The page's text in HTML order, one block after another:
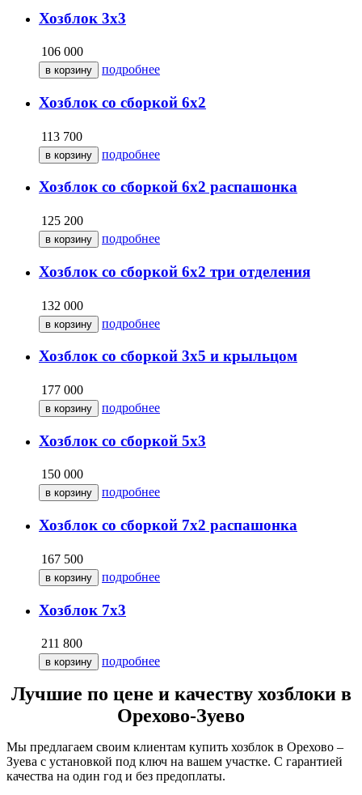
Хозблок 3х3
106 000
подробнее
Хозблок со сборкой 6х2
113 700
подробнее
Хозблок со сборкой 6х2 распашонка
125 200
подробнее
Хозблок со сборкой 6х2 три отделения
132 000
подробнее
Хозблок со сборкой 3х5 и крыльцом
177 000
подробнее
Хозблок со сборкой 5х3
150 000
подробнее
Хозблок со сборкой 7х2 распашонка
167 500
подробнее
Хозблок 7х3
211 800
подробнее
Лучшие по цене и качеству хозблоки в
Орехово-Зуево
Мы предлагаем своим клиентам купить хозблок в Орехово –
Зуева с установкой под ключ на вашем участке. С гарантией
качества на один год и без предоплаты.